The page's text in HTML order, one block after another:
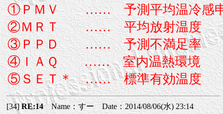
①ＰＭＶ …… 予測平均温冷感
②ＭＲＴ …… 平均放射温度
③ＰＰＤ …… 予測不満足率
④ＩＡＱ …… 室内温熱環境
⑤ＳＥＴ＊ …… 標準有効温度
[34]RE:14Name：すー Date：2014/08/06(水) 23:14